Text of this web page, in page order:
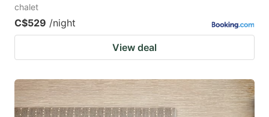
chalet
C$529 /night
View deal